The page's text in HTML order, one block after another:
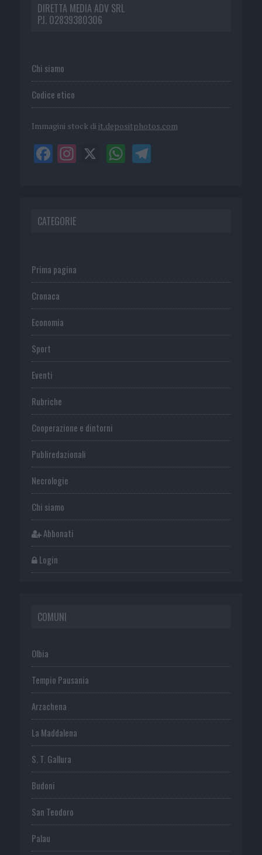
DIRETTA MEDIA ADV SRL
P.I. 02839380306
Chi siamo
Codice etico
Immagini stock di it.depositphotos.com
CATEGORIE
Prima pagina
Cronaca
Economia
Sport
Eventi
Rubriche
Cooperazione e dintorni
Publiredazionali
Necrologie
Chi siamo
Abbonati
Login
COMUNI
Olbia
Tempio Pausania
Arzachena
La Maddalena
S. T. Gallura
Budoni
San Teodoro
Palau